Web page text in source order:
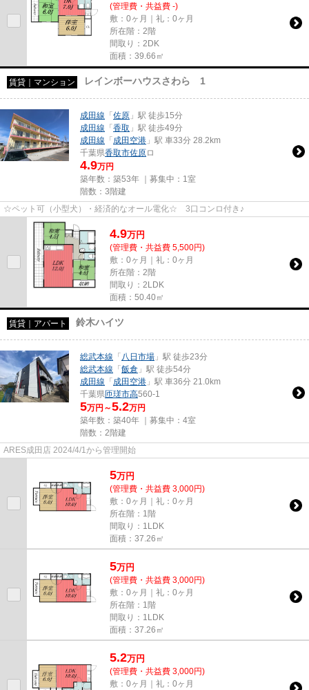
(管理費・共益費 -)
敷：0ヶ月｜礼：0ヶ月
所在階：2階
間取り：2DK
面積：39.66㎡
賃貸｜マンション レインボーハウスさわら 1
成田線 「佐原 」駅 徒歩15分
成田線 「香取 」駅 徒歩49分
成田線 「成田空港 」駅 車33分 28.2km
千葉県香取市佐原ロ
4.9万円
築年数：築53年 ｜募集中： 1室
階数：3階建
☆ペット可（小型犬）・経済的なオール電化☆ 3口コンロ付き♪
4.9万円
(管理費・共益費 5,500円)
敷：0ヶ月｜礼：0ヶ月
所在階：2階
間取り：2LDK
面積：50.40㎡
賃貸｜アパート 鈴木ハイツ
総武本線 「 八日市場 」駅 徒歩23分
総武本線 「飯倉 」駅 徒歩54分
成田線 「成田空港 」駅 車36分 21.0km
千葉県匝瑳市高560-1
5万円～5.2万円
築年数：築40年 ｜募集中： 4室
階数：2階建
ARES成田店 2024/4/1から管理開始
5万円
(管理費・共益費 3,000円)
敷：0ヶ月｜礼：0ヶ月
所在階：1階
間取り：1LDK
面積：37.26㎡
5万円
(管理費・共益費 3,000円)
敷：0ヶ月｜礼：0ヶ月
所在階：1階
間取り：1LDK
面積：37.26㎡
5.2万円
(管理費・共益費 3,000円)
敷：0ヶ月｜礼：0ヶ月